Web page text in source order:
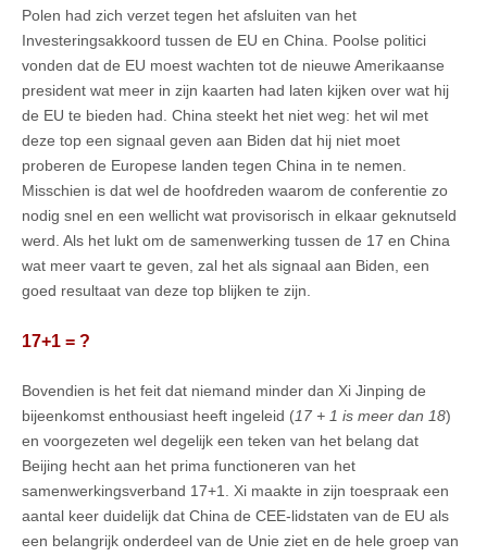
Polen had zich verzet tegen het afsluiten van het
Investeringsakkoord tussen de EU en China. Poolse politici
vonden dat de EU moest wachten tot de nieuwe Amerikaanse
president wat meer in zijn kaarten had laten kijken over wat hij
de EU te bieden had. China steekt het niet weg: het wil met
deze top een signaal geven aan Biden dat hij niet moet
proberen de Europese landen tegen China in te nemen.
Misschien is dat wel de hoofdreden waarom de conferentie zo
nodig snel en een wellicht wat provisorisch in elkaar geknutseld
werd. Als het lukt om de samenwerking tussen de 17 en China
wat meer vaart te geven, zal het als signaal aan Biden, een
goed resultaat van deze top blijken te zijn.
17+1 = ?
Bovendien is het feit dat niemand minder dan Xi Jinping de
bijeenkomst enthousiast heeft ingeleid (17 + 1 is meer dan 18)
en voorgezeten wel degelijk een teken van het belang dat
Beijing hecht aan het prima functioneren van het
samenwerkingsverband 17+1. Xi maakte in zijn toespraak een
aantal keer duidelijk dat China de CEE-lidstaten van de EU als
een belangrijk onderdeel van de Unie ziet en de hele groep van